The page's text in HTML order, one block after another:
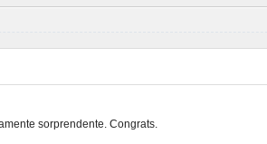
sorprendente. Congrats.